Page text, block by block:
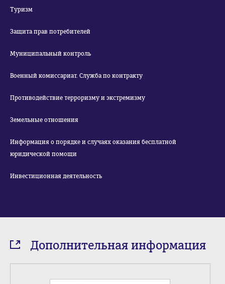
Туризм
Защита прав потребителей
Муниципальный контроль
Военный комиссариат. Служба по контракту
Противодействие терроризму и экстремизму
Земельные отношения
Информация о порядке и случаях оказания бесплатной
юридической помощи
Инвестиционная деятельность
Дополнительная информация